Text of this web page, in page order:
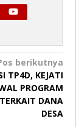
berikutnya
TP4D, KEJATI
PROGRAM
DANA
DESA